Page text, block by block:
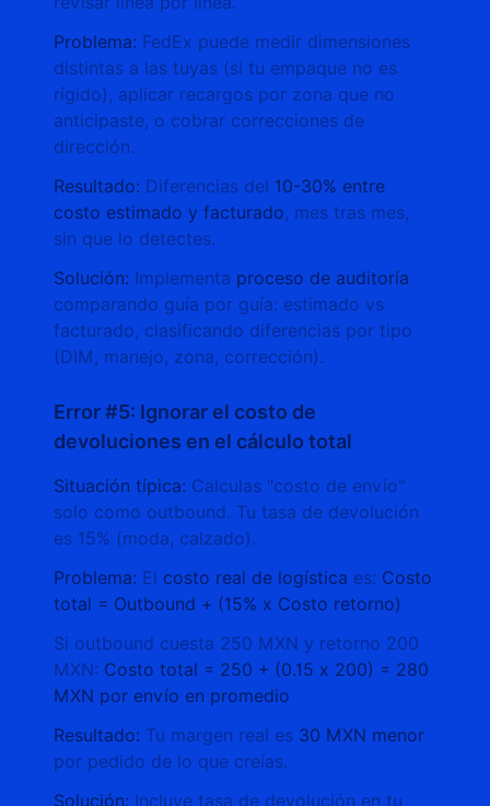
Problema: FedEx puede medir dimensiones
distintas a las tuyas (si tu empaque no es
rígido), aplicar recargos por zona que no
anticipaste, o cobrar correcciones de
dirección.
Resultado: Diferencias del 10-30% entre
costo estimado y facturado, mes tras mes,
sin que lo detectes.
Solución: Implementa proceso de auditoría
comparando guía por guía: estimado vs
facturado, clasificando diferencias por tipo
(DIM, manejo, zona, corrección).
Error #5: Ignorar el costo de
devoluciones en el cálculo total
Situación típica: Calculas "costo de envío"
solo como outbound. Tu tasa de devolución
es 15% (moda, calzado).
Problema: El costo real de logística es: Costo
total = Outbound + (15% x Costo retorno)
Si outbound cuesta 250 MXN y retorno 200
MXN: Costo total = 250 + (0.15 x 200) = 280
MXN por envío en promedio
Resultado: Tu margen real es 30 MXN menor
por pedido de lo que creías.
Solución: Incluye tasa de devolución en tu